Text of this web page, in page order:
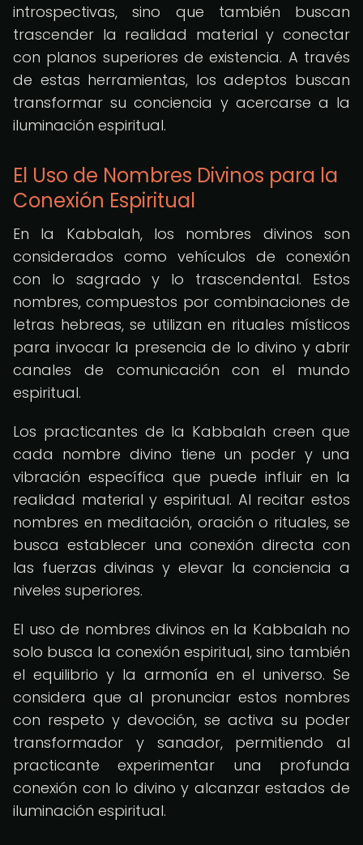
introspectivas, sino que también buscan
trascender la realidad material y conectar
con planos superiores de existencia. A través
de estas herramientas, los adeptos buscan
transformar su conciencia y acercarse a la
iluminación espiritual.
El Uso de Nombres Divinos para la
Conexión Espiritual
En la Kabbalah, los nombres divinos son
considerados como vehículos de conexión
con lo sagrado y lo trascendental. Estos
nombres, compuestos por combinaciones de
letras hebreas, se utilizan en rituales místicos
para invocar la presencia de lo divino y abrir
canales de comunicación con el mundo
espiritual.
Los practicantes de la Kabbalah creen que
cada nombre divino tiene un poder y una
vibración específica que puede influir en la
realidad material y espiritual. Al recitar estos
nombres en meditación, oración o rituales, se
busca establecer una conexión directa con
las fuerzas divinas y elevar la conciencia a
niveles superiores.
El uso de nombres divinos en la Kabbalah no
solo busca la conexión espiritual, sino también
el equilibrio y la armonía en el universo. Se
considera que al pronunciar estos nombres
con respeto y devoción, se activa su poder
transformador y sanador, permitiendo al
practicante experimentar una profunda
conexión con lo divino y alcanzar estados de
iluminación espiritual.